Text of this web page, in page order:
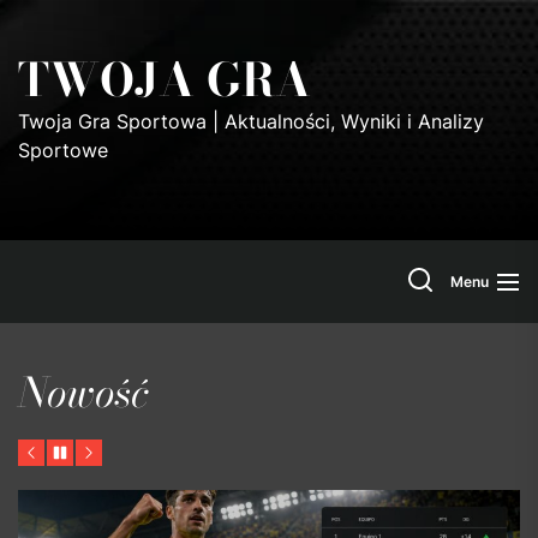
the
content
TWOJA GRA
Twoja Gra Sportowa | Aktualności, Wyniki i Analizy
Sportowe
SearchMenu
Nowość
Previous
PauseNext